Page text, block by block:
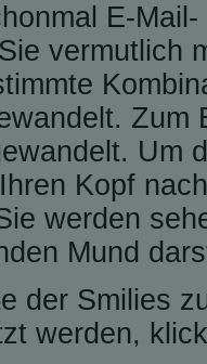
E-
vermutlich
Zum
Um
Kopf
werden
Mund
der Smilies
werden,